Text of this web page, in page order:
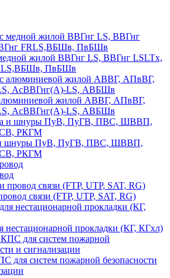
жилой ВВГнг LS, ВВГнг LSLTx,
ПвБШв
жилой АВВГ, АПвВГ,
АсВВГнг(А)-LS, АВБШв
шнуры ПуВ, ПуГВ, ПВС, ШВВП,
РКГМ
связи (FTP, UTP, SAT, RG)
нестационарной прокладки (КГ, КГхл)
для систем пожарной безопасности